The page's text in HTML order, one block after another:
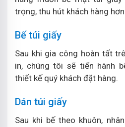
trọng, thu hút khách hàng
Bế túi giấy
Sau khi gia công hoàn tất
in, chúng tôi sẽ tiến hành
thiết kế quý khách đặt hàng.
Dán túi giấy
Sau khi bế theo khuôn,